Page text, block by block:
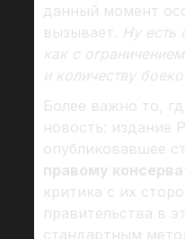
данный момент
вызывает. Ну есть
как с
и количеству
Более важно то,
новость: издание
опубликовавшее
правому
критика с их
правительства в
стандартным